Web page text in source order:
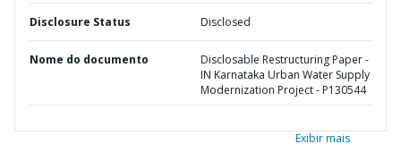
Disclosure Status Disclosed
Nome do documento
Disclosable Restructuring Paper -
IN Karnataka Urban Water Supply
Modernization Project - P130544
Exibir mais